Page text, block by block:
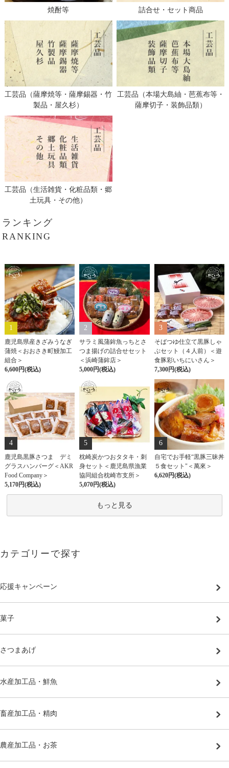
焼酎等 詰合せ・セット商品
工芸品（薩摩焼等・薩摩錫器・竹
製品・屋久杉）
工芸品（本場大島紬・芭蕉布等・
薩摩切子・装飾品類）
工芸品（生活雑貨・化粧品類・郷
土玩具・その他）
ランキング
RANKING
1
鹿児島県産きざみうなぎ
蒲焼＜おおさき町鰻加工
組合＞
6,600円(税込)
2
サラミ風蒲鉾魚っちとさ
つま揚げの詰合せセット
＜浜崎蒲鉾店＞
5,000円(税込)
3
そばつゆ仕立て黒豚しゃ
ぶセット（４人前）＜遊
食豚彩いちにいさん＞
7,300円(税込)
4
鹿児島黒豚さつま デミ
グラスハンバーグ＜AKR
Food Company＞
5,170円(税込)
5
枕崎炭かつおタタキ・刺
身セット＜鹿児島県漁業
協同組合枕崎市支所＞
5,070円(税込)
6
自宅でお手軽“黒豚三昧丼
５食セット"＜萬來＞
6,620円(税込)
もっと見る
カテゴリーで探す
応援キャンペーン
菓子
さつまあげ
水産加工品・鮮魚
畜産加工品・精肉
農産加工品・お茶